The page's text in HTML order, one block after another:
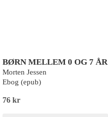
BØRN MELLEM 0 OG 7 ÅR
Morten Jessen
Ebog (epub)
76 kr